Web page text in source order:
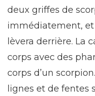
deux griffes de
immédiatement,
lèvera derrière. La
corps avec des
corps d’un
lignes et de fentes